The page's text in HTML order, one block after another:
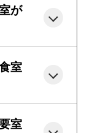
が
室
室